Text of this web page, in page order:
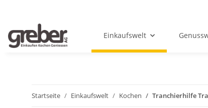
Einkaufswelt
Startseite Einkaufswelt Kochen Tranchierhilfe